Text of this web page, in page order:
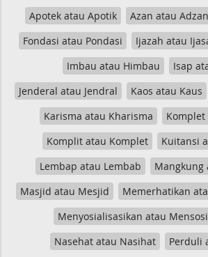
Apotek atau Apotik
Azan atau Adzan
Fondasi atau Pondasi
Ijazah atau
Imbau atau Himbau
Isap
Jenderal atau Jendral
Kaos atau Kaus
Karisma atau Kharisma
Komplit atau Komplet
Kuitansi
Lembap atau Lembab
Mangkung
Masjid atau Mesjid
Memerhatikan
Menyosialisasikan atau
Nasehat atau Nasihat
Perduli